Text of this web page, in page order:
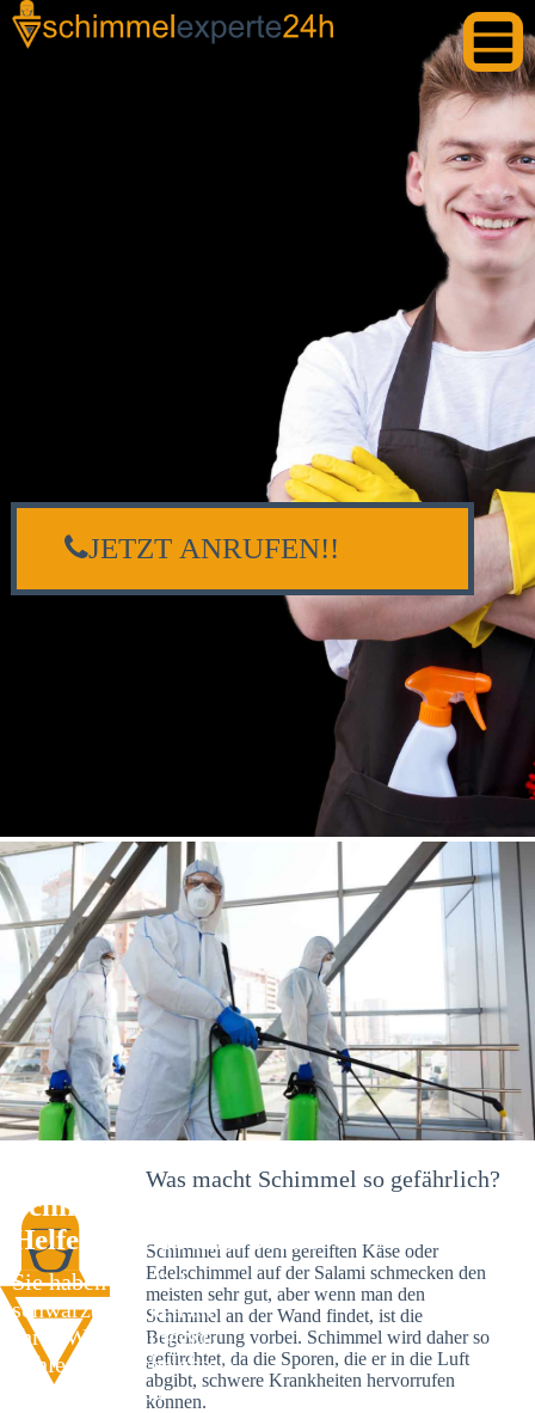
Schimmelexperte in Oßweil – Ihr
Helfer an Ort und Stelle
Sie haben kürzlich
schwarze Flecken an
Ihrer Wand entdeckt?
Schlechte Nachrichten:
Sie haben einen
JETZT ANRUFEN!!
Was macht Schimmel so gefährlich?
Schimmel auf dem gereiften Käse oder
Edelschimmel auf der Salami schmecken den
meisten sehr gut, aber wenn man den
Schimmel an der Wand findet, ist die
Begeisterung vorbei. Schimmel wird daher so
gefürchtet, da die Sporen, die er in die Luft
abgibt, schwere Krankheiten hervorrufen
können.